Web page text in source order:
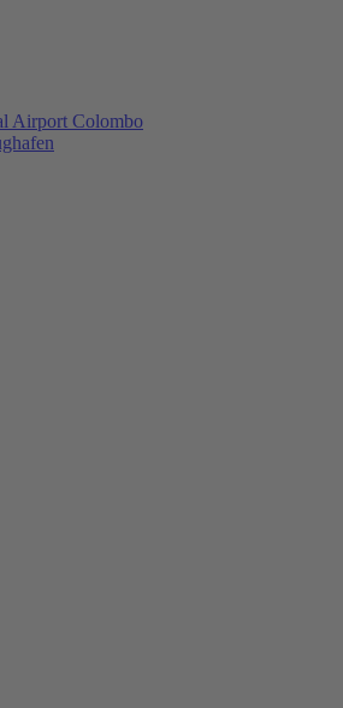
Airport Colombo